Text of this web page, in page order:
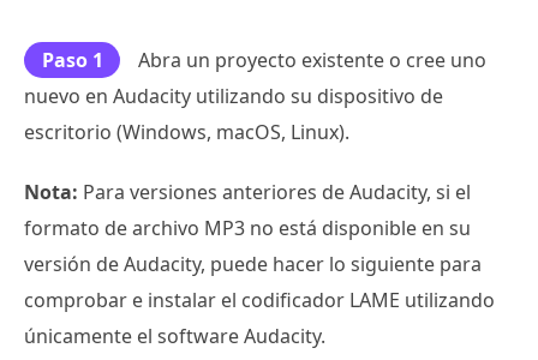
Paso 1
Abra un proyecto existente o cree uno
nuevo en Audacity utilizando su dispositivo de
escritorio (Windows, macOS, Linux).
Nota: Para versiones anteriores de Audacity, si el
formato de archivo MP3 no está disponible en su
versión de Audacity, puede hacer lo siguiente para
comprobar e instalar el codificador LAME utilizando
únicamente el software Audacity.